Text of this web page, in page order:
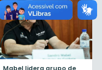
Mabel lidera grupo de